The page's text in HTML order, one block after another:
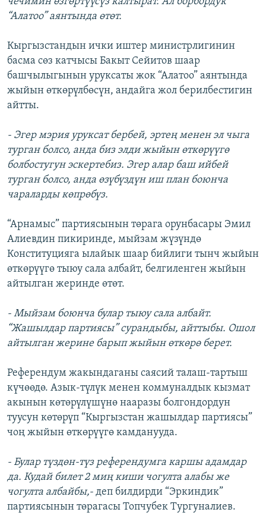
“Алатоо” аянтында өтөт.
Кыргызстандын ички иштер министрлигинин
басма сөз катчысы Бакыт Сейитов шаар
башчылыгынын уруксаты жок “Алатоо” аянтында
жыйын өткөрүлбөсүн, андайга жол берилбестигин
айтты.
- Эгер мэрия уруксат бербей, эртең менен эл чыга
турган болсо, анда биз элди жыйын өткөрүүгө
болбостугун эскертебиз. Эгер алар баш ийбей
турган болсо, анда өзүбүздүн иш план боюнча
чараларды көпрөбүз.
“Арнамыс” партиясынын төрага орунбасары Эмил
Алиевдин пикиринде, мыйзам жүзүндө
Конституцияга ылайык шаар бийлиги тынч жыйын
өткөрүүгө тыюу сала албайт, белгиленген жыйын
айтылган жеринде өтөт.
- Мыйзам боюнча булар тыюу сала албайт.
“Жашылдар партиясы” сурандыбы, айттыбы. Ошол
айтылган жерине барып жыйын өткөрө берет.
Референдум жакындаганы саясий талаш-тартыш
күчөөдө. Азык-түлүк менен коммуналдык кызмат
акынын көтөрүлүшүнө нааразы болгондордун
туусун көтөрүп “Кыргызстан жашылдар партиясы”
чоң жыйын өткөрүүгө камданууда.
- Булар түздөн-түз референдумга каршы адамдар
да. Кудай билет 2 миң киши чогулта алабы же
чогулта албайбы,- деп билдирди “Эркиндик”
партиясынын төрагасы Топчубек Тургуналиев.